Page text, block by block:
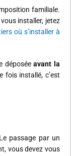
familiale.
installer, jetez
où s’installer à
déposéeavant la
fois installé, c’est
passage par un
vous devez vous